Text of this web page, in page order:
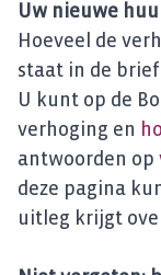
Uw nieuwe
Hoeveel de
staat in de
U kunt op de
verhoging en
antwoorden op
deze pagina
uitleg krijgt